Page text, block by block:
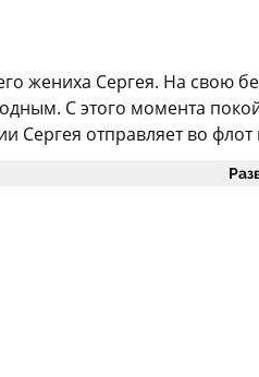
жениха Сергея. На свою
С этого момента
Сергея отправляет во